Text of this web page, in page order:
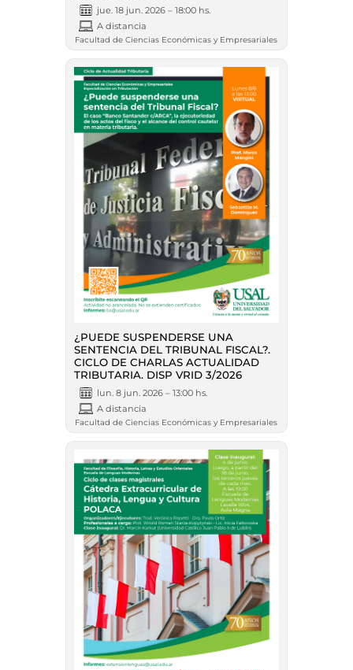
jue. 18 jun. 2026 – 18:00 hs.
A distancia
Facultad de Ciencias Económicas y Empresariales
¿PUEDE SUSPENDERSE UNA
SENTENCIA DEL TRIBUNAL FISCAL?.
CICLO DE CHARLAS ACTUALIDAD
TRIBUTARIA. DISP VRID 3/2026
lun. 8 jun. 2026 – 13:00 hs.
A distancia
Facultad de Ciencias Económicas y Empresariales